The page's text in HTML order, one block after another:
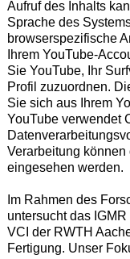
Aufruf des Inhalts
Sprache des
browserspezifische
Ihrem YouTube-
Sie YouTube, Ihr
Profil zuzuordnen.
Sie sich aus Ihrem
YouTube verwendet
Verarbeitung können
eingesehen werden.
Im Rahmen des
untersucht das
VCI der RWTH
Fertigung. Unser